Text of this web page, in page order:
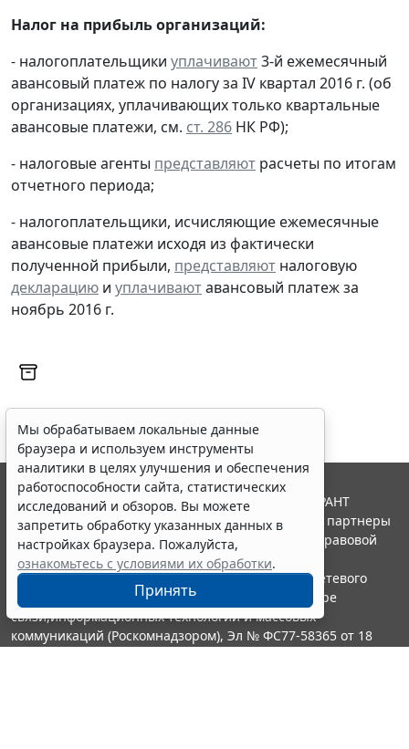
Налог на прибыль организаций:
- налогоплательщики уплачивают3-й ежемесячный
авансовый платеж по налогу за IV квартал 2016 г. (об
организациях, уплачивающих только квартальные
авансовые платежи, см. ст. 286 НК РФ);
- налоговые агенты представляют расчеты по итогам
отчетного периода;
- налогоплательщики, исчисляющие ежемесячные
авансовые платежи исходя из фактически
полученной прибыли, представляют налоговую
декларацию и уплачиваютавансовый платеж за
ноябрь 2016 г.
Мы обрабатываем локальные данные
браузера и используем инструменты
аналитики в целях улучшения и обеспечения
работоспособности сайта, статистических
исследований и обзоров. Вы можете
запретить обработку указанных данных в
настройках браузера. Пожалуйста,
ознакомьтесь с условиями их обработки.
Принять
© ООО "НПП "ГАРАНТ-СЕРВИС", 2026. Система ГАРАНТ
выпускается с 1990 года. Компания "Гарант" и ее партнеры
являются участниками Российской ассоциации правовой
информации ГАРАНТ.
Портал ГАРАНТ.РУ зарегистрирован в качестве сетевого
издания Федеральной службой по надзору в сфере
связи,информационных технологий и массовых
коммуникаций (Роскомнадзором), Эл № ФС77-58365 от 18